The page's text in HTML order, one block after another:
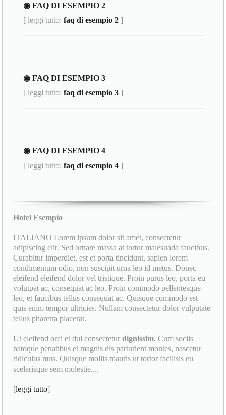
◉ FAQ DI ESEMPIO 2
[ leggi tutto:faq di esempio 2 ]
◉ FAQ DI ESEMPIO 3
[ leggi tutto:faq di esempio 3 ]
◉ FAQ DI ESEMPIO 4
[ leggi tutto:faq di esempio 4 ]
Hotel Esempio
ITALIANO Lorem ipsum dolor sit amet, consectetur
adipiscing elit. Sed ornare massa at tortor malesuada faucibus.
Curabitur imperdiet, est et porta tincidunt, sapien lorem
condimentum odio, non suscipit urna leo id metus. Donec
eleifend eleifend dolor vel tristique. Proin purus leo, porta eu
volutpat ac, consequat ac leo. Proin commodo pellentesque
leo, et faucibus tellus consequat ac. Quisque commodo est
quis enim tempor ultricies. Nullam consectetur dolor vulputate
tellus pharetra placerat.
Ut eleifend orci et dui consecteturdignissim. Cum sociis
natoque penatibus et magnis dis parturient montes, nascetur
ridiculus mus. Quisque mollis mauris ut tortor facilisis eu
scelerisque sem molestie....
[leggi tutto]